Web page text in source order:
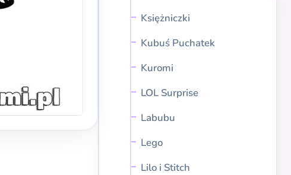
Księżniczki
Kubuś Puchatek
Kuromi
LOL Surprise
Labubu
Lego
Lilo i Stitch